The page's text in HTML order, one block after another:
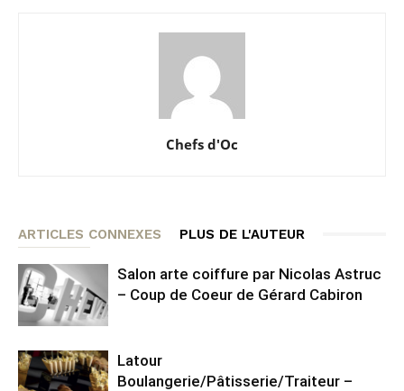
Chefs d'Oc
ARTICLES CONNEXES PLUS DE L'AUTEUR
Salon arte coiffure par Nicolas Astruc
– Coup de Coeur de Gérard Cabiron
Latour
Boulangerie/Pâtisserie/Traiteur –